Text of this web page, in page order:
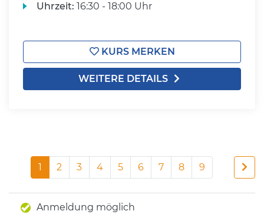
Uhrzeit: 16:30 - 18:00 Uhr
KURS MERKEN
WEITERE DETAILS
1 2 3 4 5 6 7 8 9
Anmeldung möglich